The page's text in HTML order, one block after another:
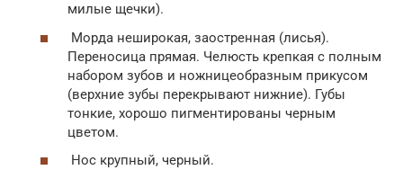
милые щечки).
Морда неширокая, заостренная (лисья).
Переносица прямая. Челюсть крепкая с полным
набором зубов и ножницеобразным прикусом
(верхние зубы перекрывают нижние). Губы
тонкие, хорошо пигментированы черным
цветом.
Нос крупный, черный.